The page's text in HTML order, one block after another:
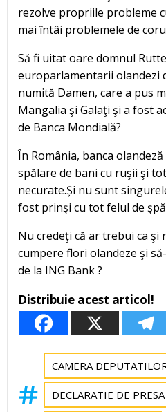
rezolve propriile probleme
mai întâi problemele de
Să fi uitat oare domnul
europarlamentarii olandezi
numită Damen, care a pus
Mangalia şi Galaţi şi a fost
de Banca Mondială?
În România, banca
spălare de bani cu ruşii şi
necurate.Și nu sunt
fost prinşi cu tot felul de
Nu credeţi că ar trebui ca şi
cumpere flori olandeze şi
de la ING Bank ?
Distribuie acest articol!
CAMERA
DECLARATIE DE PRESA